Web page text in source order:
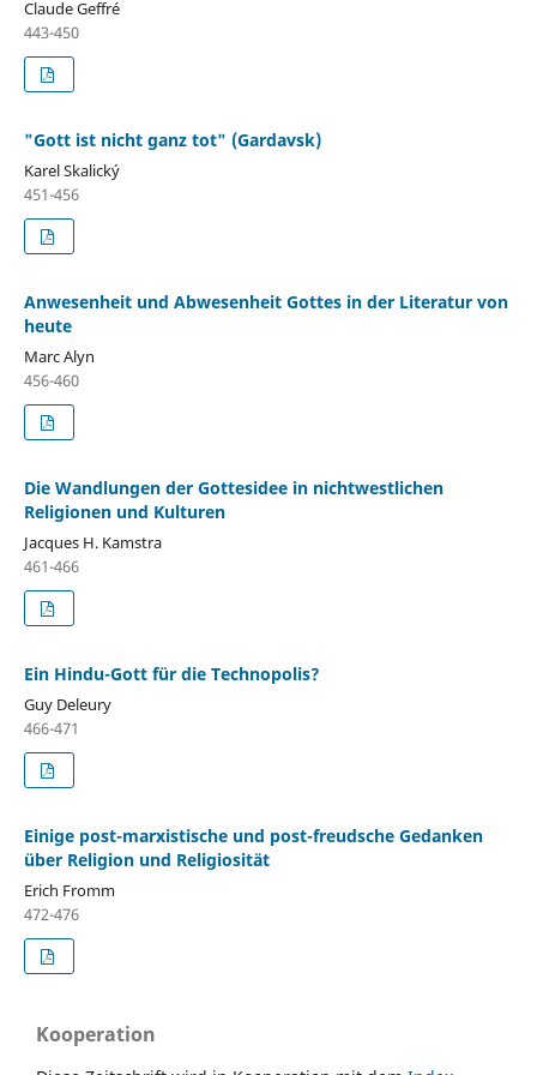
Claude Geffré
443-450
"Gott ist nicht ganz tot" (Gardavsk)
Karel Skalický
451-456
Anwesenheit und Abwesenheit Gottes in der Literatur von
heute
Marc Alyn
456-460
Die Wandlungen der Gottesidee in nichtwestlichen
Religionen und Kulturen
Jacques H. Kamstra
461-466
Ein Hindu-Gott für die Technopolis?
Guy Deleury
466-471
Einige post-marxistische und post-freudsche Gedanken
über Religion und Religiosität
Erich Fromm
472-476
Kooperation